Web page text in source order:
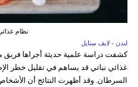
نظام
لندن - لايف ستايل
كشفت دراسة علمية حديثة أجراها فريق
غذائي نباتي قد يساهم في تقليل خطر
السرطان. وقد أظهرت النتائج أن